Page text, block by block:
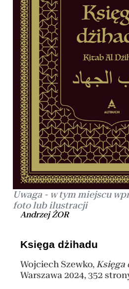
Uwaga - w tym miejscu
foto lub ilustracji
Andrzej ŻOR
Księga dżihadu
Wojciech Szewko, Księga
Warszawa 2024, 352